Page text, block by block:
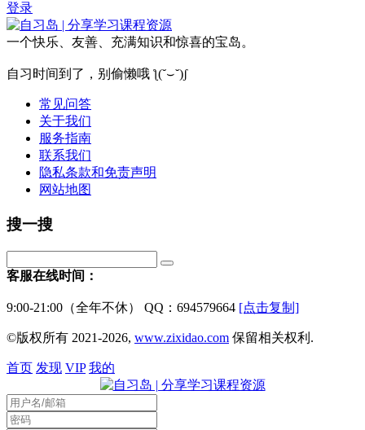
登录
一个快乐、友善、充满知识和惊喜的宝岛。
自习时间到了，别偷懒哦 ƪ(˘⌣˘)ʃ
常见问答
关于我们
服务指南
联系我们
隐私条款和免责声明
网站地图
搜一搜
客服在线时间：
9:00-21:00（全年不休） QQ：694579664 [点击复制]
©版权所有 2021-2026, www.zixidao.com 保留相关权利.
首页 发现 VIP 我的